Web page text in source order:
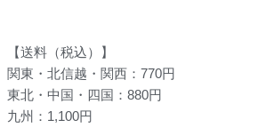
【送料（税込）】
関東・北信越・関西：770円
東北・中国・四国：880円
九州：1,100円